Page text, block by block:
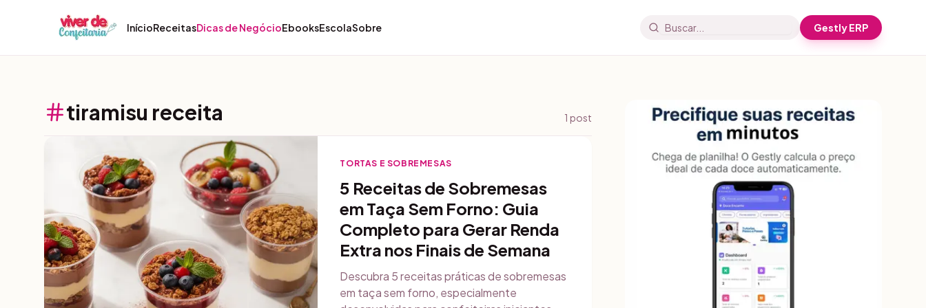
InícioReceitasDicas de NegócioEbooksEscolaSobre Buscar artigos e receitas Gestly ERP
tiramisu receita 1 post
TORTAS E SOBREMESAS
5 Receitas de Sobremesas
em Taça Sem Forno: Guia
Completo para Gerar Renda
Extra nos Finais de Semana
Descubra 5 receitas práticas de sobremesas
em taça sem forno, especialmente